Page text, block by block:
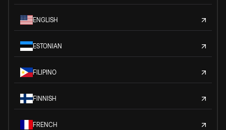
ENGLISH
ESTONIAN
FILIPINO
FINNISH
FRENCH